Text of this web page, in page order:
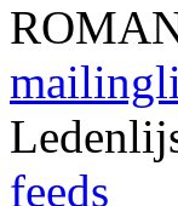
feeds